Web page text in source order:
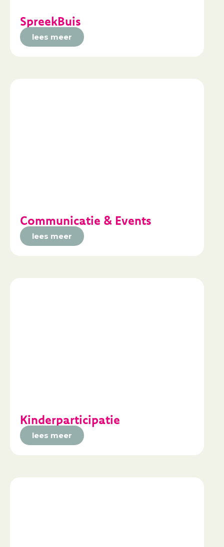
SpreekBuis
lees meer
Communicatie & Events
lees meer
Kinderparticipatie
lees meer